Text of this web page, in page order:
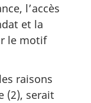
l’accès
et la
le motif
raisons
(2), serait